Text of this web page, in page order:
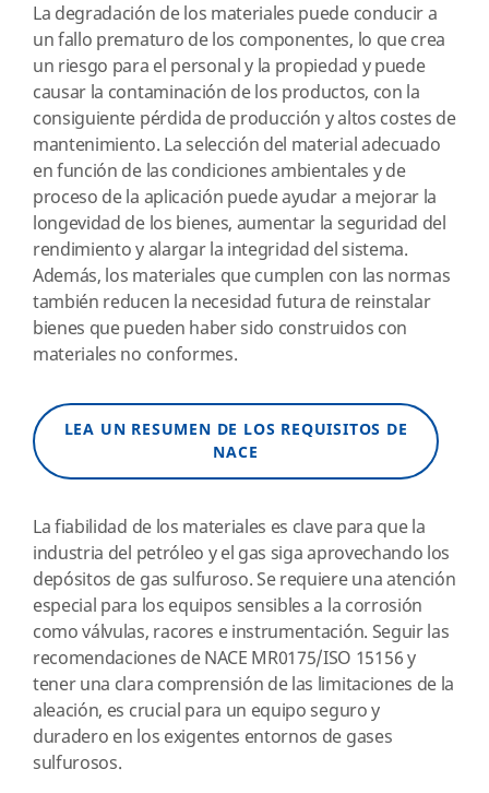
La degradación de los materiales puede conducir a
un fallo prematuro de los componentes, lo que crea
un riesgo para el personal y la propiedad y puede
causar la contaminación de los productos, con la
consiguiente pérdida de producción y altos costes de
mantenimiento. La selección del material adecuado
en función de las condiciones ambientales y de
proceso de la aplicación puede ayudar a mejorar la
longevidad de los bienes, aumentar la seguridad del
rendimiento y alargar la integridad del sistema.
Además, los materiales que cumplen con las normas
también reducen la necesidad futura de reinstalar
bienes que pueden haber sido construidos con
materiales no conformes.
LEA UN RESUMEN DE LOS REQUISITOS DE
NACE
La fiabilidad de los materiales es clave para que la
industria del petróleo y el gas siga aprovechando los
depósitos de gas sulfuroso. Se requiere una atención
especial para los equipos sensibles a la corrosión
como válvulas, racores e instrumentación. Seguir las
recomendaciones de NACE MR0175/ISO 15156 y
tener una clara comprensión de las limitaciones de la
aleación, es crucial para un equipo seguro y
duradero en los exigentes entornos de gases
sulfurosos.